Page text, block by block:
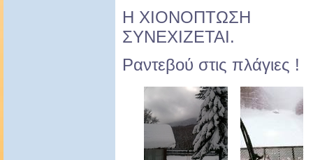
Η ΧΙΟΝΟΠΤΩΣΗ
ΣΥΝΕΧΙΖΕΤΑΙ.
Ραντεβού στις πλάγιες !